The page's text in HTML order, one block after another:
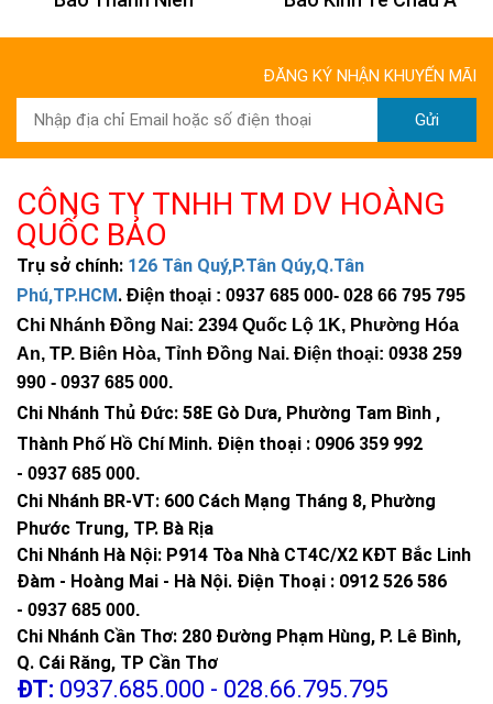
ĐĂNG KÝ NHẬN KHUYẾN MÃI
Gửi
CÔNG TY TNHH TM DV HOÀNG
QUỐC BẢO
Trụ sở chính: 126 Tân Quý,P.Tân Qúy,Q.Tân
Phú,TP.HCM. Điện thoại : 0937 685 000- 028 66 795 795
Chi Nhánh Đồng Nai: 2394 Quốc Lộ 1K, Phường Hóa
An, TP. Biên Hòa, Tỉnh Đồng Nai. Điện thoại: 0938 259
990 - 0937 685 000.
Chi Nhánh Thủ Đức: 58E Gò Dưa, Phường Tam Bình ,
Thành Phố Hồ Chí Minh. Điện thoại : 0906 359 992
- 0937 685 000.
Chi Nhánh BR-VT: 600 Cách Mạng Tháng 8, Phường
Phước Trung, TP. Bà Rịa
Chi Nhánh Hà Nội: P914 Tòa Nhà CT4C/X2 KĐT Bắc Linh
Đàm - Hoàng Mai - Hà Nội. Điện Thoại : 0912 526 586
- 0937 685 000.
Chi Nhánh Cần Thơ: 280 Đường Phạm Hùng, P. Lê Bình,
Q. Cái Răng, TP Cần Thơ
ĐT: 0937.685.000 - 028.66.795.795